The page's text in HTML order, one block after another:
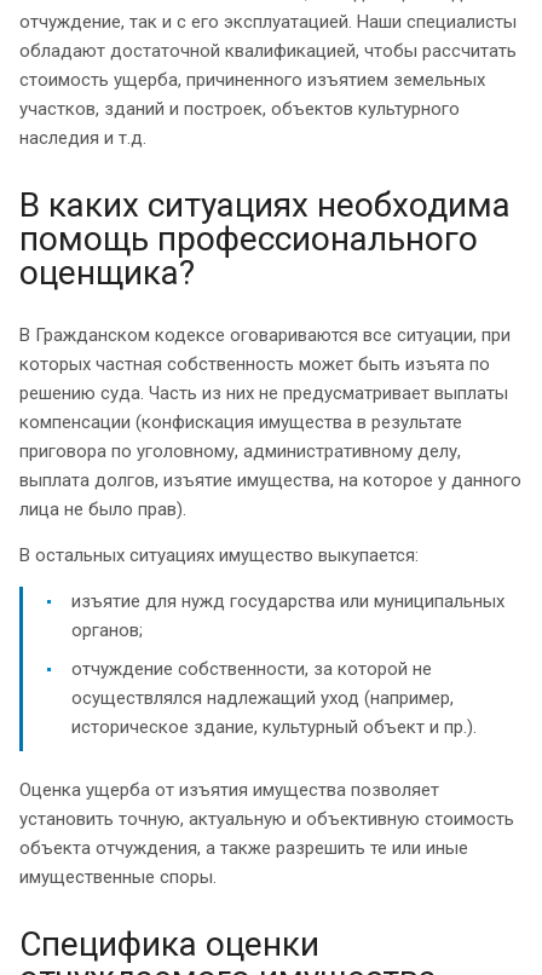
отчуждение, так и с его эксплуатацией. Наши специалисты
обладают достаточной квалификацией, чтобы рассчитать
стоимость ущерба, причиненного изъятием земельных
участков, зданий и построек, объектов культурного
наследия и т.д.
В каких ситуациях необходима
помощь профессионального
оценщика?
В Гражданском кодексе оговариваются все ситуации, при
которых частная собственность может быть изъята по
решению суда. Часть из них не предусматривает выплаты
компенсации (конфискация имущества в результате
приговора по уголовному, административному делу,
выплата долгов, изъятие имущества, на которое у данного
лица не было прав).
В остальных ситуациях имущество выкупается:
изъятие для нужд государства или муниципальных
органов;
отчуждение собственности, за которой не
осуществлялся надлежащий уход (например,
историческое здание, культурный объект и пр.).
Оценка ущерба от изъятия имущества позволяет
установить точную, актуальную и объективную стоимость
объекта отчуждения, а также разрешить те или иные
имущественные споры.
Специфика оценки